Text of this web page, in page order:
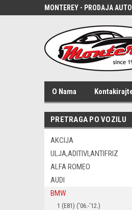
MONTEREY - PRODAJA
O Nama
PRETRAGA PO VOZILU
AKCIJA
ULJA,ADITIVI,ANTIFRIZ
ALFA ROMEO
AUDI
BMW
1 (E81) ('06.-'12.)